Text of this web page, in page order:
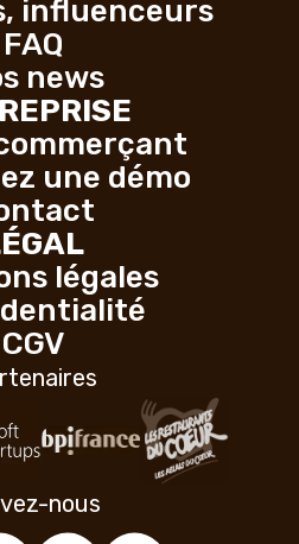
influenceurs
FAQ
news
une démo
légales
CGV
nous